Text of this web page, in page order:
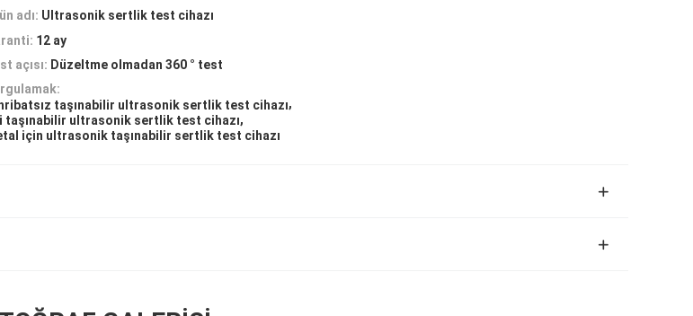
adı: Ultrasonik sertlik test cihazı
12 ay
açısı: Düzeltme olmadan 360 ° test
taşınabilir ultrasonik sertlik test cihazı,
taşınabilir ultrasonik sertlik test cihazı,
için ultrasonik taşınabilir sertlik test cihazı